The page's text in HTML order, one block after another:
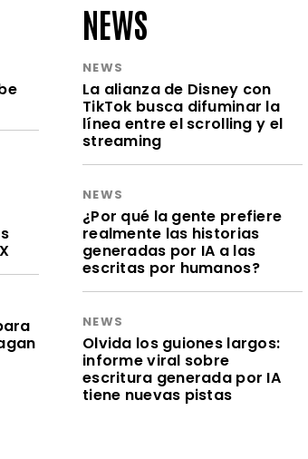
NEWS
NEWS
La alianza de Disney con
TikTok busca difuminar la
línea entre el scrolling y el
streaming
NEWS
¿Por qué la gente prefiere
realmente las historias
generadas por IA a las
escritas por humanos?
NEWS
Olvida los guiones largos:
informe viral sobre
escritura generada por IA
tiene nuevas pistas